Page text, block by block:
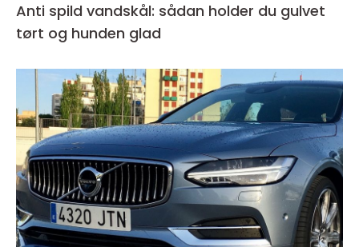
Anti spild vandskål: sådan holder du gulvet
tørt og hunden glad